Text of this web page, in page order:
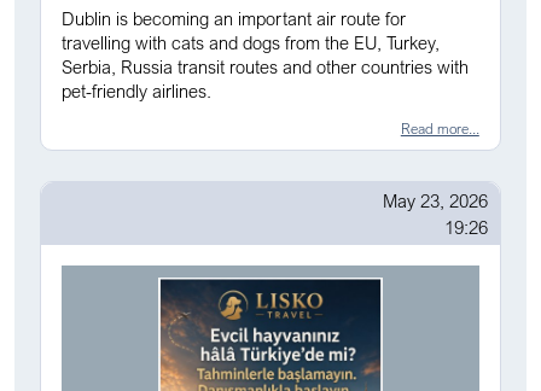
Dublin is becoming an important air route for
travelling with cats and dogs from the EU, Turkey,
Serbia, Russia transit routes and other countries with
pet-friendly airlines.
Read more...
May 23, 2026
19:26